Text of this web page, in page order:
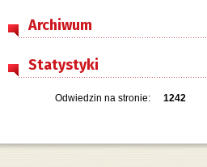
Archiwum
Statystyki
Odwiedzin na stronie: 1242